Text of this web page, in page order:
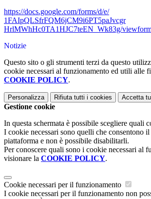
https://docs.google.com/forms/d/e/
1FAIpQLSfrFQM6jCM9i6PT5paJvcgr
HrlMWhHc0TA1HJC7teEN_Wk83g/
Notizie
Questo sito o gli strumenti terzi da questo
cookie necessari al funzionamento ed utili alle
COOKIE POLICY.
Personalizza Rifiuta tutti i cookies Accetta
Gestione cookie
In questa schermata è possibile scegliere quali
I cookie necessari sono quelli che consentono
piattaforma e non è possibile disabilitarli.
Per conoscere quali sono i cookie necessari al
visionare la COOKIE POLICY.
Cookie necessari per il funzionamento
I cookie necessari per il funzionamento non